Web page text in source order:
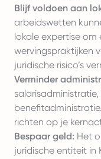
Blijf voldoen aan
arbeidswetten
lokale expertise
wervingspraktijken
juridische risico’s
Verminder
richten op je
Bespaar geld: Het
juridische entiteit in